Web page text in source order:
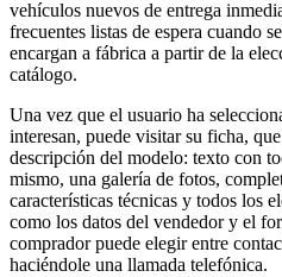
vehículos nuevos de entrega
frecuentes listas de espera cuando
encargan a fábrica a partir de la
catálogo.
Una vez que el usuario ha
interesan, puede visitar su ficha,
descripción del modelo: texto con
mismo, una galería de fotos,
características técnicas y todos los
como los datos del vendedor y el
comprador puede elegir entre
haciéndole una llamada telefónica.